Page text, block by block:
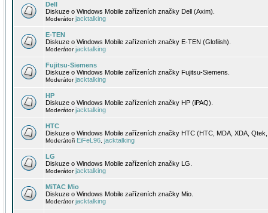
Dell
Diskuze o Windows Mobile zařízeních značky Dell (Axim).
Moderátorjacktalking
E-TEN
Diskuze o Windows Mobile zařízeních značky E-TEN (Glofiish).
Moderátorjacktalking
Fujitsu-Siemens
Diskuze o Windows Mobile zařízeních značky Fujitsu-Siemens.
Moderátorjacktalking
HP
Diskuze o Windows Mobile zařízeních značky HP (iPAQ).
Moderátorjacktalking
HTC
Diskuze o Windows Mobile zařízeních značky HTC (HTC, MDA, XDA,
Moderátoři EiFeL96 jacktalking
LG
Diskuze o Windows Mobile zařízeních značky LG.
Moderátorjacktalking
MiTAC Mio
Diskuze o Windows Mobile zařízeních značky Mio.
Moderátorjacktalking